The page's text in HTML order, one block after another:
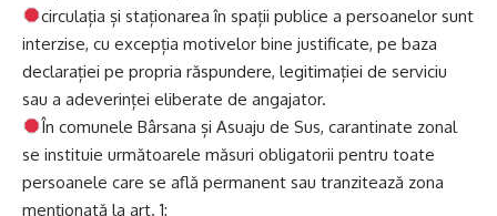
circulația și staționarea în spații publice a persoanelor sunt
interzise, cu excepția motivelor bine justificate, pe baza
declarației pe propria răspundere, legitimației de serviciu
sau a adeverinței eliberate de angajator.
În comunele Bârsana și Asuaju de Sus, carantinate zonal
se instituie următoarele măsuri obligatorii pentru toate
persoanele care se află permanent sau tranzitează zona
menționată la art. 1: